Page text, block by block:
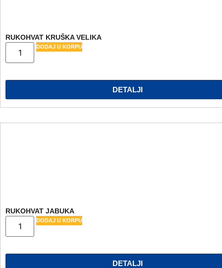
RUKOHVAT KRUŠKA VELIKA
DODAJ U KORPU
DETALJI
RUKOHVAT JABUKA
DODAJ U KORPU
DETALJI